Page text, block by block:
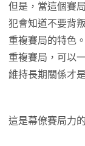
但是，當這個賽
犯會知道不要背
重複賽局的特色
重複賽局，可以
維持長期關係才
這是幕僚賽局力